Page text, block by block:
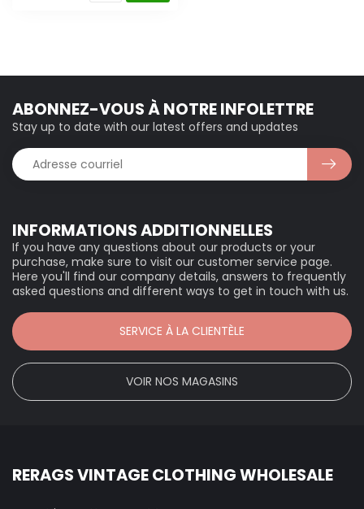
INFORMATIONS ADDITIONNELLES
If you have any questions about our products or your
purchase, make sure to visit our customer service page.
Here you'll find our company details, answers to frequently
asked questions and different ways to get in touch with us.
SERVICE À LA CLIENTÈLE
VOIR NOS MAGASINS
ABONNEZ-VOUS À NOTRE INFOLETTRE
Stay up to date with our latest offers and updates
RERAGS VINTAGE CLOTHING WHOLESALE